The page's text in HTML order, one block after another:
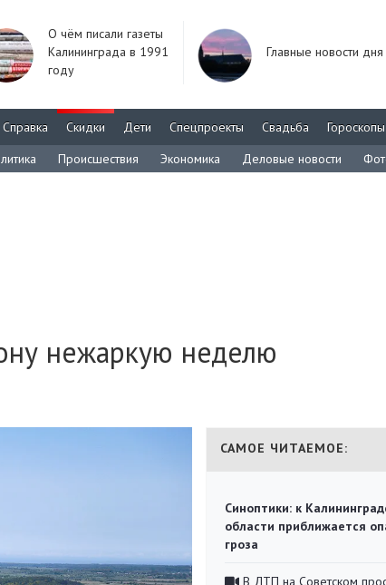
О чём писали газеты
Калининграда в 1991
году
Главные новости дня
Справка Скидки Дети Спецпроекты Свадьба
Гороскопы
Происшествия Экономика Деловые новости
нежаркую неделю
САМОЕ ЧИТАЕМОЕ:
Синоптики: к
области приближается
гроза
В ДТП на Советском